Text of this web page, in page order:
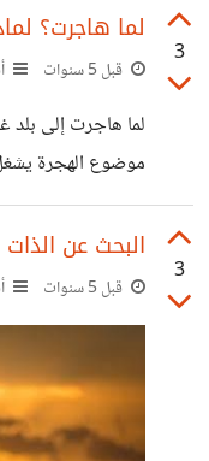
3
لما هاجرت؟
قبل 5 سنوات
لما هاجرت إلى
موضوع الهجرة
3
البحث عن الذات
قبل 5 سنوات